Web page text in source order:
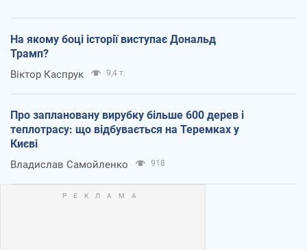
На якому боці історії виступає Дональд
Трамп?
Віктор Каспрук 9,4 т.
Про заплановану вирубку більше 600 дерев і
теплотрасу: що відбувається на Теремках у
Києві
Владислав Самойленко 918